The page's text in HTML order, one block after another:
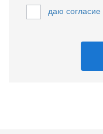
даю согласие